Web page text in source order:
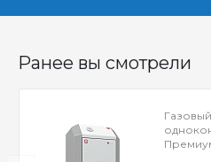
Ранее вы смотрели